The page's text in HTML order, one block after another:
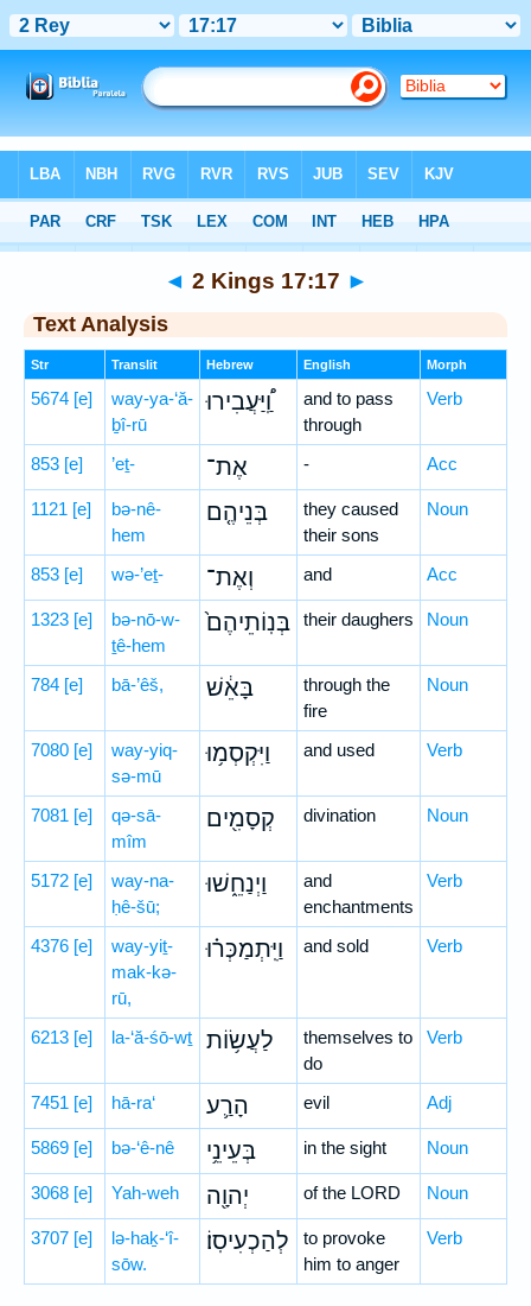
Hebrew> 2 Kings 17:17
◄ 2 Kings 17:17 ►
Text Analysis
Str Translit Hebrew English Morph
5674 [e]
way-ya-‘ă-
ḇî-rū
וַֽ֠יַּעֲבִירוּ
and to pass
through
Verb
853 [e] ’eṯ- אֶת־ - Acc
1121 [e]
bə-nê-
hem
בְּנֵיהֶ֤ם
they caused
their sons
Noun
853 [e] wə-’eṯ- וְאֶת־ and Acc
1323 [e]
bə-nō-w-
ṯê-hem
בְּנֽוֹתֵיהֶם֙ their daughers Noun
784 [e] bā-’êš, בָּאֵ֔שׁ
through the
fire
Noun
7080 [e]
way-yiq-
sə-mū
וַיִּקְסְמ֥וּ and used Verb
7081 [e]
qə-sā-
mîm
קְסָמִ֖ים divination Noun
5172 [e]
way-na-
ḥê-šū;
וַיְנַחֵ֑שׁוּ
and
enchantments
Verb
4376 [e]
way-yiṯ-
mak-kə-
rū,
וַיִּֽתְמַכְּר֗וּ and sold Verb
6213 [e] la-‘ă-śō-wṯ לַעֲשׂ֥וֹת
themselves to
do
Verb
7451 [e] hā-ra‘ הָרַ֛ע evil Adj
5869 [e] bə-‘ê-nê בְּעֵינֵ֥י in the sight Noun
3068 [e] Yah-weh יְהוָ֖ה of the LORD Noun
3707 [e]
lə-haḵ-‘î-
sōw.
לְהַכְעִיסֽוֹ׃
to provoke
him to anger
Verb